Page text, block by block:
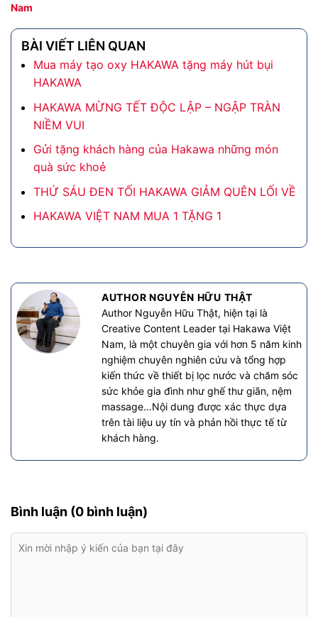
Nam
BÀI VIẾT LIÊN QUAN
Mua máy tạo oxy HAKAWA tặng máy hút bụi
HAKAWA
HAKAWA MỪNG TẾT ĐỘC LẬP – NGẬP TRÀN
NIỀM VUI
Gửi tặng khách hàng của Hakawa những món
quà sức khoẻ
THỨ SÁU ĐEN TỐI HAKAWA GIẢM QUÊN LỐI VỀ
HAKAWA VIỆT NAM MUA 1 TẶNG 1
AUTHOR NGUYỄN HỮU THẬT
Author Nguyễn Hữu Thật, hiện tại là
Creative Content Leader tại Hakawa Việt
Nam, là một chuyên gia với hơn 5 năm kinh
nghiệm chuyên nghiên cứu và tổng hợp
kiến thức về thiết bị lọc nước và chăm sóc
sức khỏe gia đình như ghế thư giãn, nệm
massage…Nội dung được xác thực dựa
trên tài liệu uy tín và phản hồi thực tế từ
khách hàng.
Bình luận (0 bình luận)